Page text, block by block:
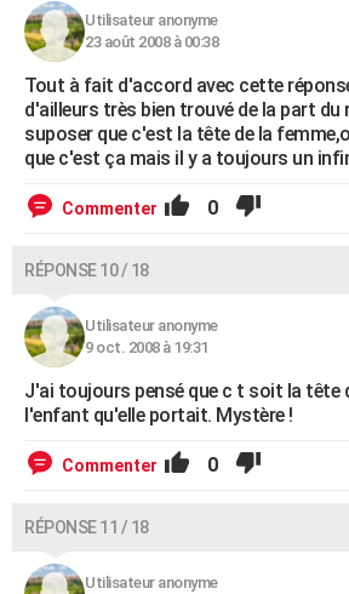
Utilisateur anonyme
23 août 2008 à 00:38
Tout à fait d'accord avec cette
d'ailleurs très bien trouvé de la part du
suposer que c'est la tête de la
que c'est ça mais il y a toujours un
Commenter 0
RÉPONSE 10 / 18
Utilisateur anonyme
9 oct. 2008 à 19:31
J'ai toujours pensé que c t soit la tête
l'enfant qu'elle portait. Mystère !
Commenter 0
RÉPONSE 11 / 18
Utilisateur anonyme